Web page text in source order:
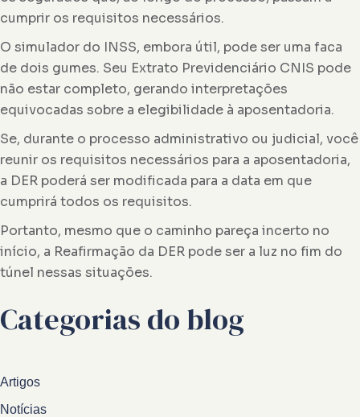
cumprir os requisitos necessários.
O simulador do INSS, embora útil, pode ser uma faca
de dois gumes. Seu Extrato Previdenciário CNIS pode
não estar completo, gerando interpretações
equivocadas sobre a elegibilidade à aposentadoria.
Se, durante o processo administrativo ou judicial, você
reunir os requisitos necessários para a aposentadoria,
a DER poderá ser modificada para a data em que
cumprirá todos os requisitos.
Portanto, mesmo que o caminho pareça incerto no
início, a Reafirmação da DER pode ser a luz no fim do
túnel nessas situações.
Categorias do blog
Artigos
Notícias